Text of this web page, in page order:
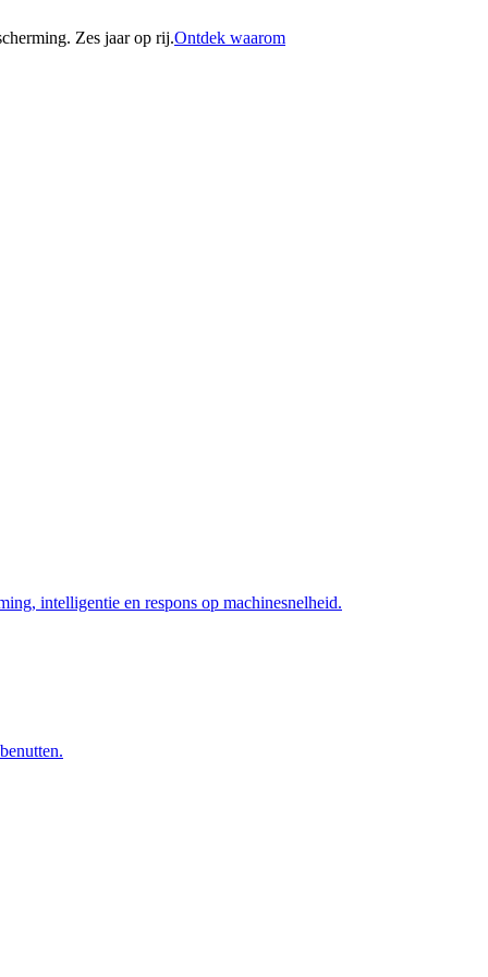
Zes jaar op rij.Ontdek waarom
intelligentie en respons op machinesnelheid.